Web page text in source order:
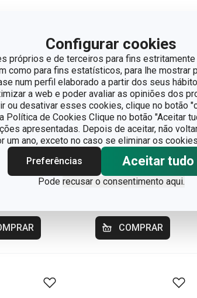
Configurar cookies
próprios e de terceiros para fins
como para fins estatísticos, para lhe mostrar
num perfil elaborado a partir dos seus
a web e poder avaliar as opiniões dos
ou desativar esses cookies, clique no botão
Política de Cookies Clique no botão "Aceitar
apresentadas. Depois de aceitar, não
um ano, exceto no caso se eliminar os
Preferências
Aceitar tudo
Pode recusar o consentimento aqui.
Cortador de fatias
de queijo
GrandCHEF
€ 7,90
COMPRAR